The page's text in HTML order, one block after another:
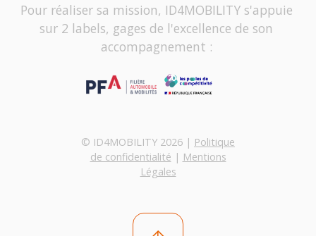
Pour réaliser sa mission, ID4MOBILITY s'appuie
sur 2 labels, gages de l'excellence de son
accompagnement :
© ID4MOBILITY 2026 | Politique
de confidentialité | Mentions
Légales